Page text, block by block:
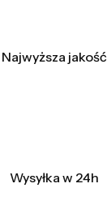
Najwyższa jakość
Wysyłka w 24h